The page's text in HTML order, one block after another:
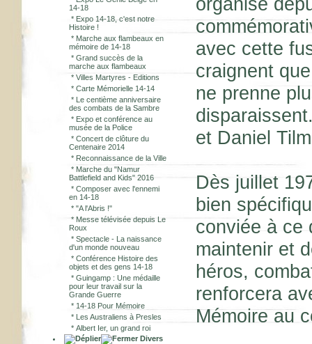
14-18
* Expo 14-18, c'est notre
Histoire !
* Marche aux flambeaux en
mémoire de 14-18
* Grand succès de la
marche aux flambeaux
* Villes Martyres - Editions
* Carte Mémorielle 14-14
* Le centième anniversaire
des combats de la Sambre
* Expo et conférence au
musée de la Police
* Concert de clôture du
Centenaire 2014
* Reconnaissance de la Ville
* Marche du "Namur
Battlefield and Kids" 2016
* Composer avec l'ennemi
en 14-18
* "A l'Abris !"
* Messe télévisée depuis Le
Roux
* Spectacle - La naissance
d'un monde nouveau
* Conférence Histoire des
objets et des gens 14-18
* Guingamp : Une médaille
pour leur travail sur la
Grande Guerre
* 14-18 Pour Mémoire
* Les Australiens à Presles
* Albert Ier, un grand roi
Divers
avec cette
craignent
ne prenne
et Daniel
Dès juillet
bien
conviée à ce
maintenir et
héros,
renforcera
Mémoire au